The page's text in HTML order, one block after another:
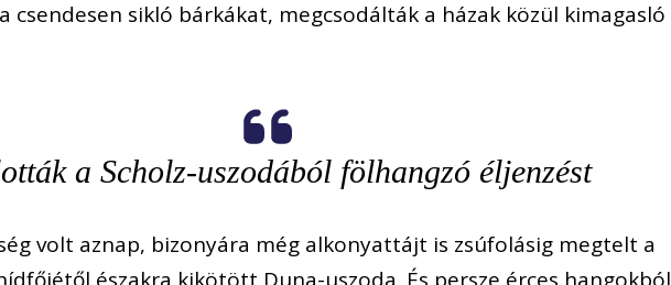
csendesen sikló bárkákat, megcsodálták a házak közül kimagasló
a Scholz-uszodából fölhangzó éljenzést
volt aznap, bizonyára még alkonyattájt is zsúfolásig megtelt a